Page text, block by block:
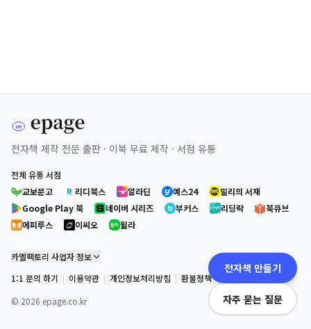
전자책 제작 전문 출판 · 이북 무료 제작 · 서점 유통
전체 유통 서점
교보문고
리디북스 알라딘 예스24
밀리의 서재
Google Play 북
네이버 시리즈 부커스 리딩락
북큐브
에피루스
이씨오 윌라
카멜팩토리 사업자 정보
1:1 문의 하기 | 이용약관 | 개인정보처리방침 | 환불정책
© 2026 epage.co.kr
전자책 만들기
자주 묻는 질문